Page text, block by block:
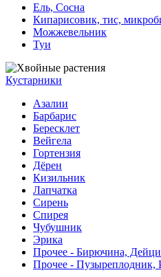
Ель, Сосна
Кипарисовик, тис,
Можжевельник
Туи
Кустарники
Азалии
Барбарис
Бересклет
Вейгела
Гортензия
Дёрен
Кизильник
Лапчатка
Сирень
Спирея
Чубушник
Эрика
Прочее - Бирючина,
Прочее - Пузыреплодник,